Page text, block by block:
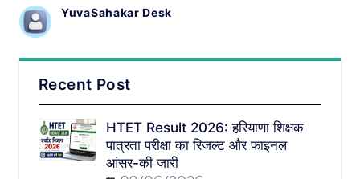
YuvaSahakar Desk
Recent Post
HTET Result 2026: हरियाणा शिक्षक
पात्रता परीक्षा का रिजल्ट और फाइनल
आंसर-की जारी